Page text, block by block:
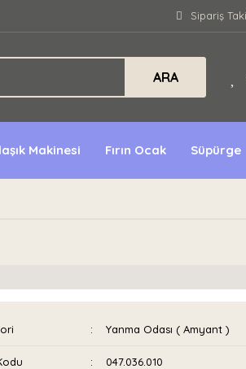
Sipariş
ARA
Makinesi Fırın Ocak Süpürge
Yanma Odası ( Amyant )
047.036.010